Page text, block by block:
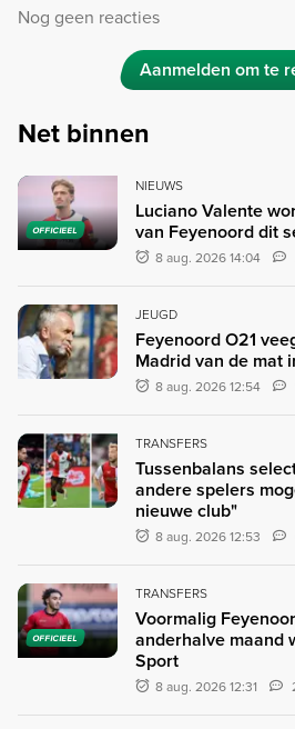
Nog geen reacties
Aanmelden om te
Net binnen
OFFICIEEL
NIEUWS
Luciano Valente
van Feyenoord dit
8 aug. 2026 14:04
JEUGD
Feyenoord O21
Madrid van de mat
8 aug. 2026 12:54
TRANSFERS
Tussenbalans
andere spelers
nieuwe club"
8 aug. 2026 12:53
OFFICIEEL
TRANSFERS
Voormalig
anderhalve maand
Sport
8 aug. 2026 12:31